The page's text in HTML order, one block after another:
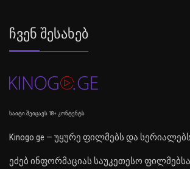
Ჩვენ Შესახებ
საიტი შეიცავს 18+ კონტენტს
Kinogo.ge — უყურე ფილმებს და
ეძებ ინფორმაციას საუკეთესო